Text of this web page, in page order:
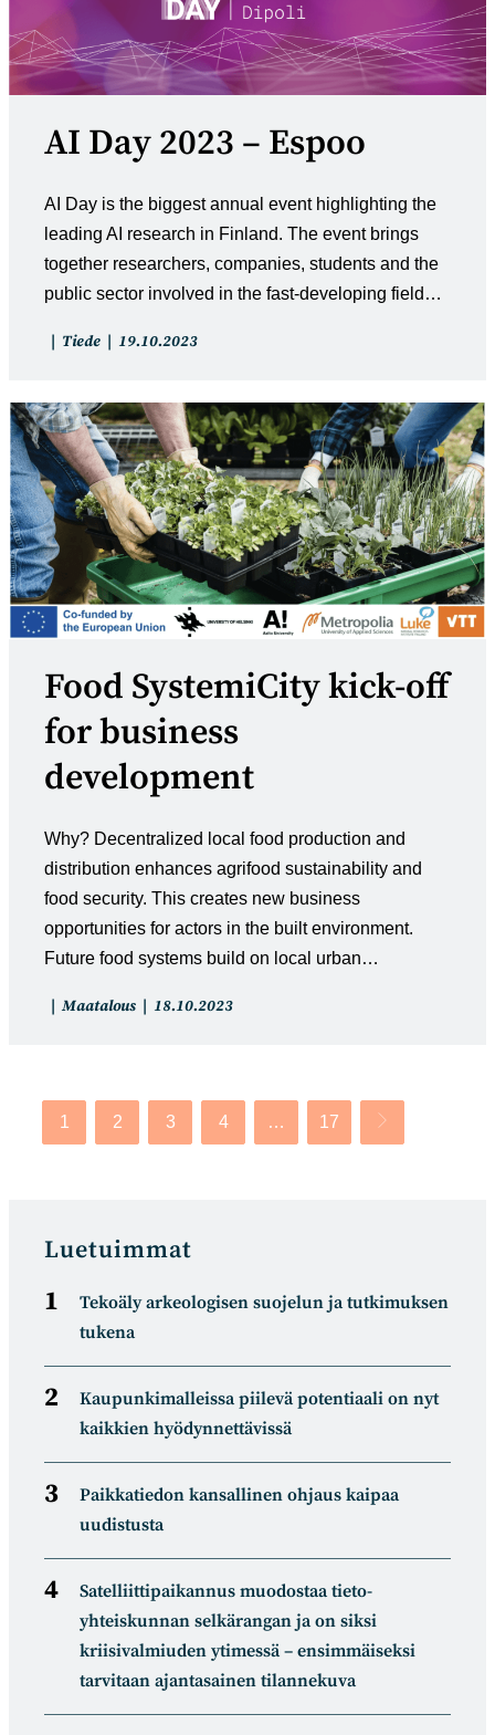
AI Day 2023 – Espoo
AI Day is the biggest annual event highlighting the
leading AI research in Finland. The event brings
together researchers, companies, students and the
public sector involved in the fast-developing field…
Artikkelin
Tiede
Artikkeli
19.10.2023
Food SystemiCity kick-off
for business
development
Why? Decentralized local food production and
distribution enhances agrifood sustainability and
food security. ​This creates new business
opportunities for actors in the built environment. ​
Future food systems build on local urban…
Artikkelin
Maatalous
Artikkeli
18.10.2023
1 2 3 4 … 17 Siirry
Luetuimmat
Tekoäly arkeologisen suojelun ja tutkimuksen
tukena
Kaupunkimalleissa piilevä potentiaali on nyt
kaikkien hyödynnettävissä
Paikkatiedon kansallinen ohjaus kaipaa
uudistusta
Satelliitti­paikannus muodostaa tieto­
yhteiskunnan selkä­rangan ja on siksi
kriisivalmiuden ytimessä – ensimmäiseksi
tarvitaan ajantasainen tilannekuva